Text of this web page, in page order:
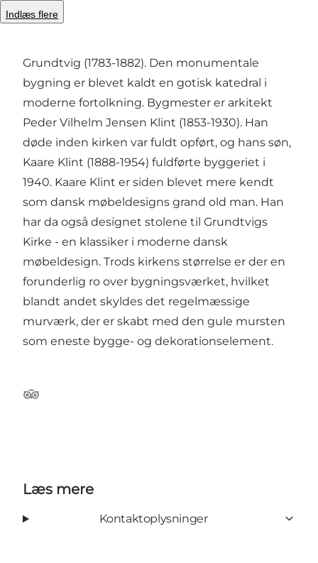
Indlæs flere
Grundtvigs Kirke er opført til minde om den
Grundtvig (1783-1882). Den monumentale
bygning er blevet kaldt en gotisk katedral i
moderne fortolkning. Bygmester er arkitekt
Peder Vilhelm Jensen Klint (1853-1930). Han
døde inden kirken var fuldt opført, og hans søn,
Kaare Klint (1888-1954) fuldførte byggeriet i
1940. Kaare Klint er siden blevet mere kendt
som dansk møbeldesigns grand old man. Han
har da også designet stolene til Grundtvigs
Kirke - en klassiker i moderne dansk
møbeldesign. Trods kirkens størrelse er der en
forunderlig ro over bygningsværket, hvilket
blandt andet skyldes det regelmæssige
murværk, der er skabt med den gule mursten
som eneste bygge- og dekorationselement.
Tripadvisor
Læs mere
Kontaktoplysninger